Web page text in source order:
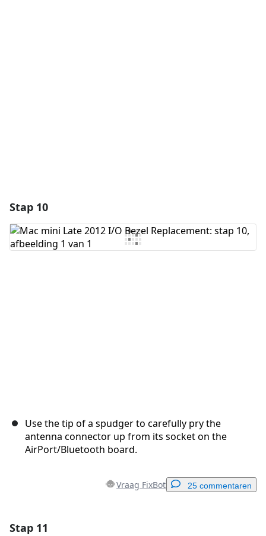
Stap 10
Use the tip of a spudger to carefully pry the
antenna connector up from its socket on the
AirPort/Bluetooth board.
Vraag FixBot 25 commentaren
Stap 11